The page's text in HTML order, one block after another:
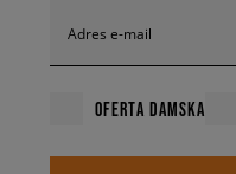
Adres e-mail
OFERTA DAMSKA